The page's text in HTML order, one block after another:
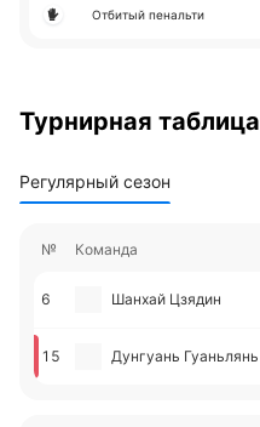
Отбитый пенальти
Турнирная таблица
Регулярный сезон
№ Команда
6 Шанхай Цзядин
15 Дунгуань Гуаньлянь